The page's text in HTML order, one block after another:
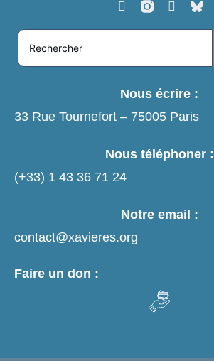
Nous écrire :
33 Rue Tournefort – 75005 Paris
Nous téléphoner :
(+33) 1 43 36 71 24
Notre email :
contact@xavieres.org
Faire un don :